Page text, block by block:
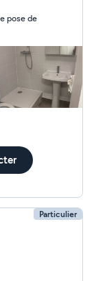
et
parois
en cas de
pose de
sol.
selon
pose de
Particulier